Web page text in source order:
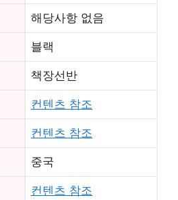
해당사항 없음
블랙
책장선반
컨텐츠 참조
컨텐츠 참조
중국
컨텐츠 참조